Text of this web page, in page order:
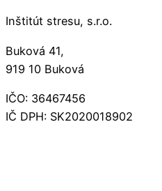
Inštitút stresu, s.r.o.
Buková 41,
919 10 Buková
IČO: 36467456
IČ DPH: SK2020018902